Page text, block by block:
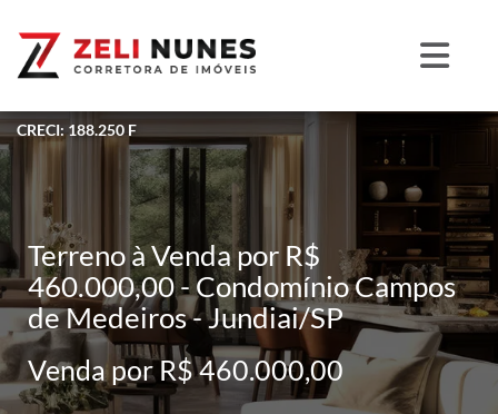
CRECI: 188.250 F
Terreno à Venda por R$
460.000,00 - Condomínio Campos
de Medeiros - Jundiai/SP
Venda por R$ 460.000,00